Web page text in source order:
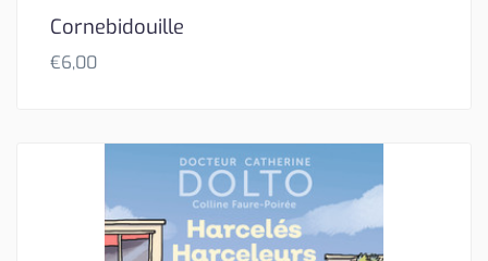
Cornebidouille
€6,00